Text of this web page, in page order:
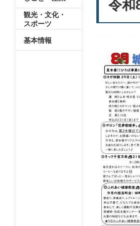
観光・文化・
スポーツ
基本情報
令和